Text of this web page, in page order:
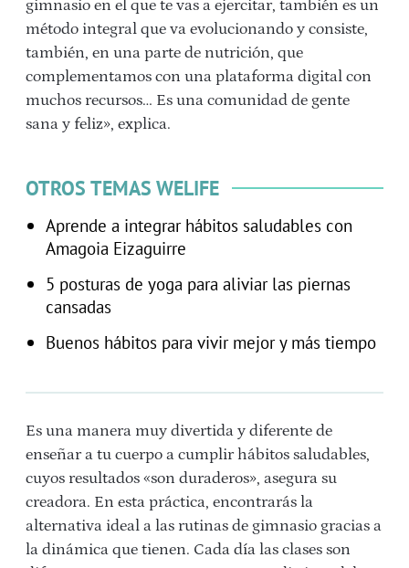
gimnasio en el que te vas a ejercitar, también es un
método integral que va evolucionando y consiste,
también, en una parte de nutrición, que
complementamos con una plataforma digital con
muchos recursos… Es una comunidad de gente
sana y feliz», explica.
OTROS TEMAS WELIFE
Aprende a integrar hábitos saludables con
Amagoia Eizaguirre
5 posturas de yoga para aliviar las piernas
cansadas
Buenos hábitos para vivir mejor y más tiempo
Es una manera muy divertida y diferente de
enseñar a tu cuerpo a cumplir hábitos saludables,
cuyos resultados «son duraderos», asegura su
creadora. En esta práctica, encontrarás la
alternativa ideal a las rutinas de gimnasio gracias a
la dinámica que tienen. Cada día las clases son